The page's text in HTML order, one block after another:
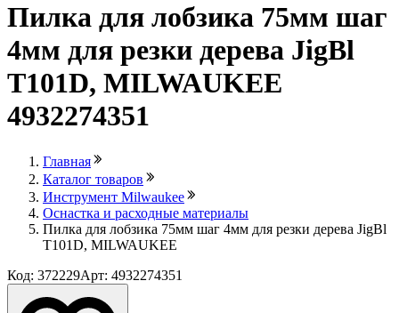
Пилка для лобзика 75мм шаг
4мм для резки дерева JigBl
T101D, MILWAUKEE
4932274351
Главная
Каталог товаров
Инструмент Milwaukee
Оснастка и расходные материалы
Пилка для лобзика 75мм шаг 4мм для резки дерева JigBl
T101D, MILWAUKEE
Код: 372229Арт: 4932274351